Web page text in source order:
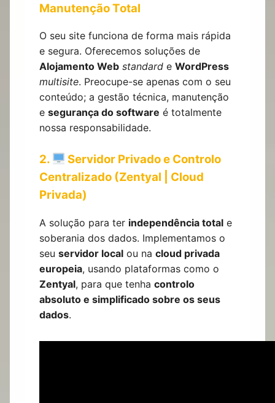
Manutenção Total
O seu site funciona de forma mais rápida
e segura. Oferecemos soluções de
Alojamento Web standard e WordPress
multisite. Preocupe-se apenas com o seu
conteúdo; a gestão técnica, manutenção
e segurança do software é totalmente
nossa responsabilidade.
2.
Servidor Privado e Controlo
Centralizado (Zentyal | Cloud
Privada)
A solução para ter independência total e
soberania dos dados. Implementamos o
seu servidor local ou na cloud privada
europeia, usando plataformas como o
Zentyal, para que tenha controlo
absoluto e simplificado sobre os seus
dados.